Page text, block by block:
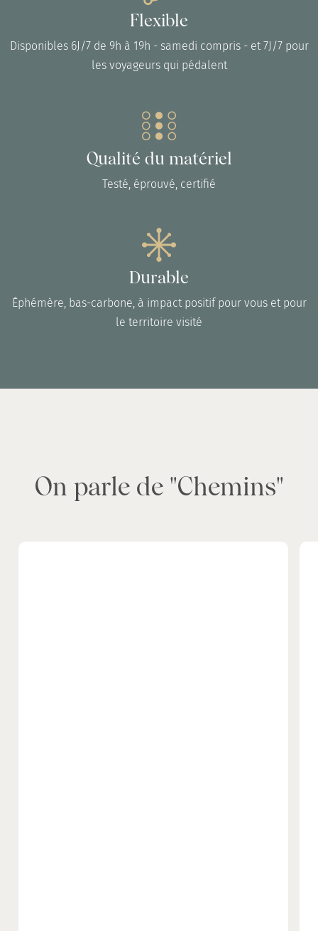
Flexible
Disponibles 6J/7 de 9h à 19h - samedi compris - et 7J/7 pour
les voyageurs qui pédalent
Qualité du matériel
Testé, éprouvé, certifié
Durable
Éphémère, bas-carbone, à impact positif pour vous et pour
le territoire visité
On parle de "Chemins"